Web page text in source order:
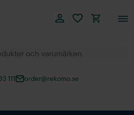
111 order@rekomo.se